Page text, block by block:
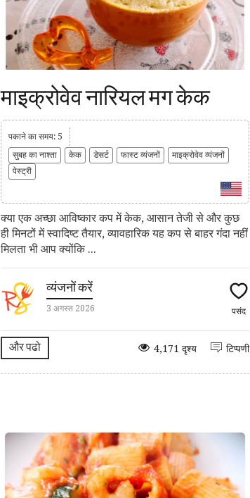
माइक्रोवेव नारियल मग केक
पकाने का समय: 5
सुबह का नाश्ता
केक डेसर्ट फास्ट व्यंजनों
माइक्रोवेव व्यंजनों
पेस्ट्री
क्या एक अच्छा आविष्कार कप में केक, आसान तेजी से और कुछ
ही मिनटों में स्वादिष्ट तैयार, व्यावहारिक यह कप से बाहर गंदा नहीं
मिलता भी आप क्योंकि ...
व्यंजनों करें
3 अगस्त 2026 पसंद
और पढो टिप्पणी
4,171 दृश्य